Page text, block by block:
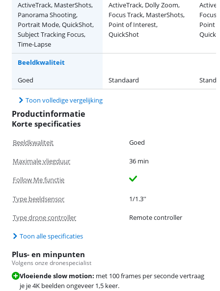
ActiveTrack, MasterShots,
Panorama Shooting,
Portrait Mode, QuickShot,
Subject Tracking Focus,
Time-Lapse
ActiveTrack, Dolly Zoom,
Focus Track, MasterShots,
Point of Interest,
QuickShot
Focus
Point
Beeldkwaliteit
Goed
Standaard
Toon volledige vergelijking
Productinformatie
Korte specificaties
Beeldkwaliteit Goed
Maximale vliegduur 36 min
Follow Me functie
Type beeldsensor 1/1.3''
Type drone controller Remote controller
Toon alle specificaties
Plus- en minpunten
Volgens onze dronespecialist
Vloeiende slow motion: met 100 frames per seconde vertraag
je je 4K beelden ongeveer 1,5 keer.